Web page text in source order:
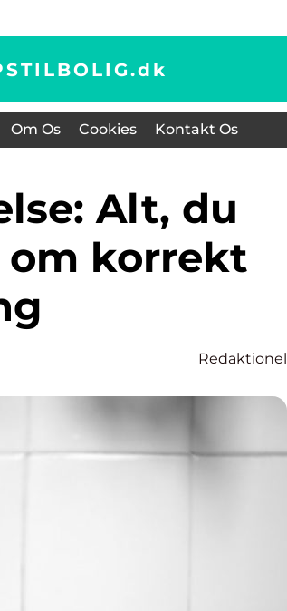
dk
Om Os Cookies Kontakt Os
om korrekt
Redaktionel